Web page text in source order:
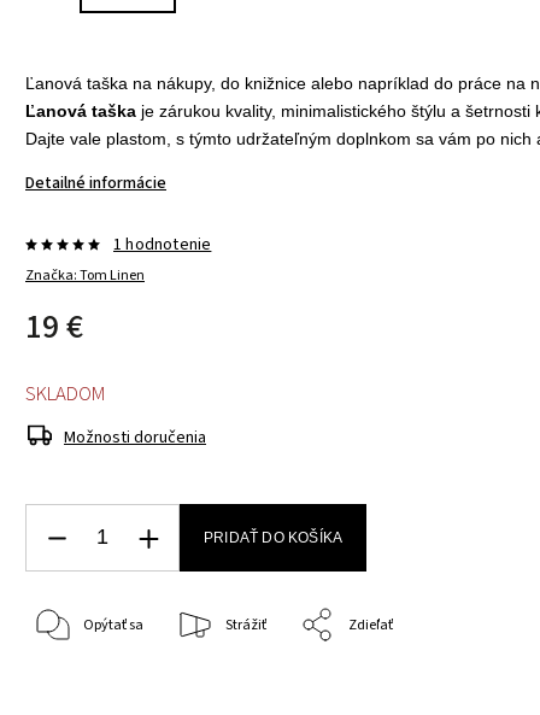
Ľanová taška na nákupy, do knižnice alebo napríklad do práce na
Ľanová taška je zárukou kvality, minimalistického štýlu a
Dajte vale plastom, s týmto udržateľným doplnkom sa vám po nich
Detailné informácie
Značka:Tom Linen
1 hodnotenie
19 €
SKLADOM
Možnosti doručenia
PRIDAŤ DO KOŠÍKA
Opýtať sa Strážiť Zdieľať